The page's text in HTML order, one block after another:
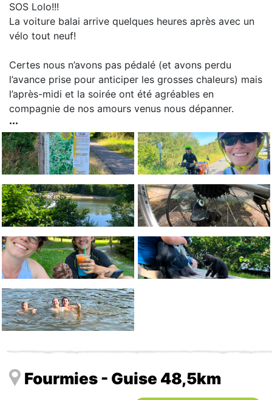
SOS Lolo!!!
La voiture balai arrive quelques heures après avec un
vélo tout neuf!
Certes nous n’avons pas pédalé (et avons perdu
l’avance prise pour anticiper les grosses chaleurs) mais
l’après-midi et la soirée ont été agréables en
compagnie de nos amours venus nous dépanner.
Fourmies - Guise 48,5km